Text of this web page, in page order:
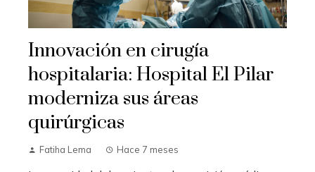
Innovación en cirugía
hospitalaria: Hospital El Pilar
moderniza sus áreas
quirúrgicas
Fatiha Lema Hace 7 meses